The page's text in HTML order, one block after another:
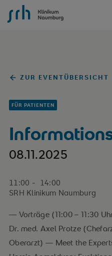
SRH Krankenhaus Naumburg
ZUR EVENTÜBERSICHT
FÜR PATIENTEN
08.11.2025
11:00 - 14:00
SRH Klinikum Naumburg
— Vorträge (11:00 – 11:30
Dr. med. Axel Protze
Oberarzt) — Meet the